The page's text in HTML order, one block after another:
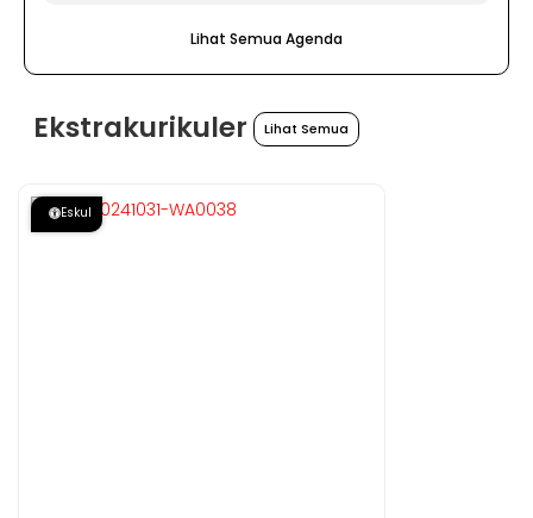
Lihat Semua Agenda
Ekstrakurikuler Lihat Semua
Eskul